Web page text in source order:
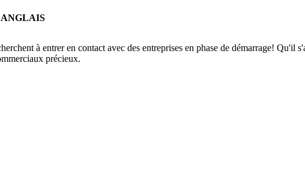
ANGLAIS
à entrer en contact avec des entreprises en phase de démarrage! Qu'il
précieux.